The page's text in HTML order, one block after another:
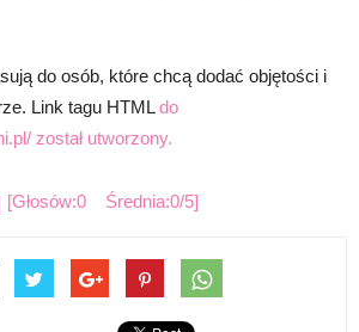
do osób, które chcą dodać objętości i
Link tagu HTMLdo
został utworzony.
[Głosów:0 Średnia:0/5]